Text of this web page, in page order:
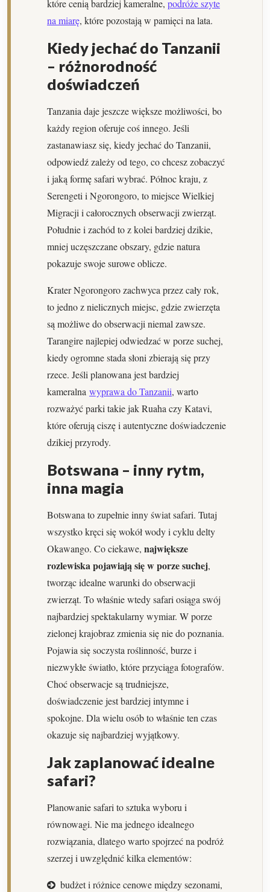
które cenią bardziej kameralne, podróże szyte
na miarę, które pozostają w pamięci na lata.
Kiedy jechać do Tanzanii
– różnorodność
doświadczeń
Tanzania daje jeszcze większe możliwości, bo
każdy region oferuje coś innego. Jeśli
zastanawiasz się, kiedy jechać do Tanzanii,
odpowiedź zależy od tego, co chcesz zobaczyć
i jaką formę safari wybrać. Północ kraju, z
Serengeti i Ngorongoro, to miejsce Wielkiej
Migracji i całorocznych obserwacji zwierząt.
Południe i zachód to z kolei bardziej dzikie,
mniej uczęszczane obszary, gdzie natura
pokazuje swoje surowe oblicze.
Krater Ngorongoro zachwyca przez cały rok,
to jedno z nielicznych miejsc, gdzie zwierzęta
są możliwe do obserwacji niemal zawsze.
Tarangire najlepiej odwiedzać w porze suchej,
kiedy ogromne stada słoni zbierają się przy
rzece. Jeśli planowana jest bardziej
kameralna wyprawa do Tanzanii, warto
rozważyć parki takie jak Ruaha czy Katavi,
które oferują ciszę i autentyczne doświadczenie
dzikiej przyrody.
Botswana – inny rytm,
inna magia
Botswana to zupełnie inny świat safari. Tutaj
wszystko kręci się wokół wody i cyklu delty
Okawango. Co ciekawe, największe
rozlewiska pojawiają się w porze suchej,
tworząc idealne warunki do obserwacji
zwierząt. To właśnie wtedy safari osiąga swój
najbardziej spektakularny wymiar. W porze
zielonej krajobraz zmienia się nie do poznania.
Pojawia się soczysta roślinność, burze i
niezwykłe światło, które przyciąga fotografów.
Choć obserwacje są trudniejsze,
doświadczenie jest bardziej intymne i
spokojne. Dla wielu osób to właśnie ten czas
okazuje się najbardziej wyjątkowy.
Jak zaplanować idealne
safari?
Planowanie safari to sztuka wyboru i
równowagi. Nie ma jednego idealnego
rozwiązania, dlatego warto spojrzeć na podróż
szerzej i uwzględnić kilka elementów:
budżet i różnice cenowe między sezonami,